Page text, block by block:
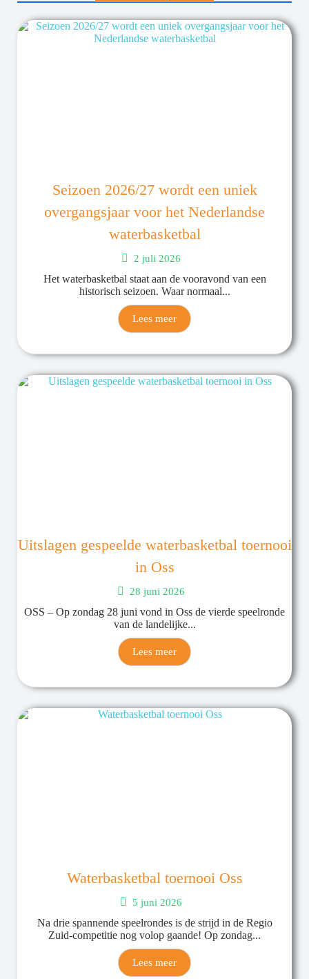
Seizoen 2026/27 wordt een uniek
overgangsjaar voor het Nederlandse
waterbasketbal
2 juli 2026
Het waterbasketbal staat aan de vooravond van een
historisch seizoen. Waar normaal...
Lees meer
Uitslagen gespeelde waterbasketbal toernooi
in Oss
28 juni 2026
OSS – Op zondag 28 juni vond in Oss de vierde speelronde
van de landelijke...
Lees meer
Waterbasketbal toernooi Oss
5 juni 2026
Na drie spannende speelrondes is de strijd in de Regio
Zuid-competitie nog volop gaande! Op zondag...
Lees meer